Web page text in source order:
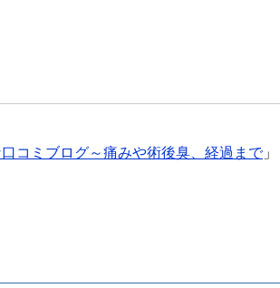
コミブログ～痛みや術後臭、経過まで」